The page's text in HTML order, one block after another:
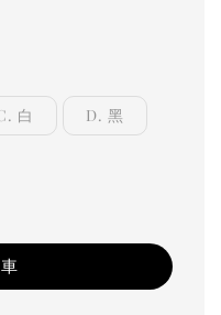
白 D. 黑